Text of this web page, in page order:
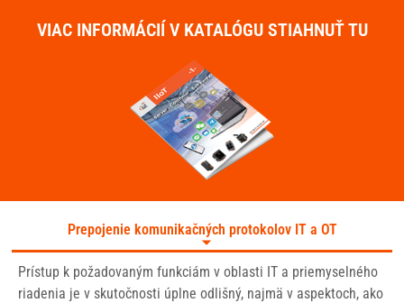
VIAC INFORMÁCIÍ V KATALÓGU STIAHNUŤ TU
Prepojenie komunikačných protokolov IT a OT
Prístup k požadovaným funkciám v oblasti IT a priemyselného
riadenia je v skutočnosti úplne odlišný, najmä v aspektoch, ako